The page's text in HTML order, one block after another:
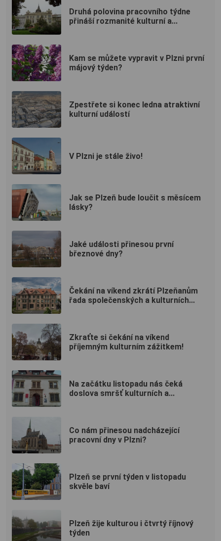
Druhá polovina pracovního týdne
přináší rozmanité kulturní a...
Kam se můžete vypravit v Plzni první
májový týden?
Zpestřete si konec ledna atraktivní
kulturní událostí
V Plzni je stále živo!
Jak se Plzeň bude loučit s měsícem
lásky?
Jaké události přinesou první
březnové dny?
Čekání na víkend zkrátí Plzeňanům
řada společenských a kulturních...
Zkraťte si čekání na víkend
příjemným kulturním zážitkem!
Na začátku listopadu nás čeká
doslova smršť kulturních a...
Co nám přinesou nadcházející
pracovní dny v Plzni?
Plzeň se první týden v listopadu
skvěle baví
Plzeň žije kulturou i čtvrtý říjnový
týden